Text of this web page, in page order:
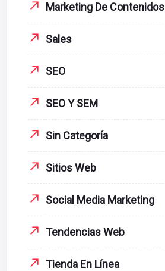
Marketing De Contenidos
Sales
SEO
SEO Y SEM
Sin Categoría
Sitios Web
Social Media Marketing
Tendencias Web
Tienda En Línea